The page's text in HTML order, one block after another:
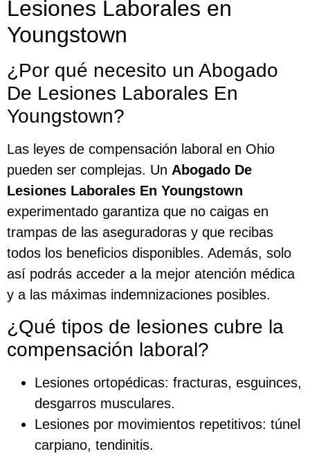
Lesiones Laborales en
Youngstown
¿Por qué necesito un Abogado
De Lesiones Laborales En
Youngstown?
Las leyes de compensación laboral en Ohio
pueden ser complejas. Un Abogado De
Lesiones Laborales En Youngstown
experimentado garantiza que no caigas en
trampas de las aseguradoras y que recibas
todos los beneficios disponibles. Además, solo
así podrás acceder a la mejor atención médica
y a las máximas indemnizaciones posibles.
¿Qué tipos de lesiones cubre la
compensación laboral?
Lesiones ortopédicas: fracturas, esguinces,
desgarros musculares.
Lesiones por movimientos repetitivos: túnel
carpiano, tendinitis.